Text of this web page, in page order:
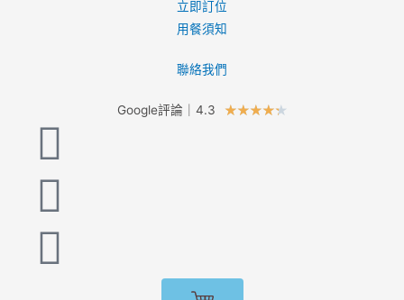
立即訂位
用餐須知
聯絡我們
Google評論｜4.3 ★★★★★